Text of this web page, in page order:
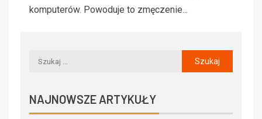
komputerów. Powoduje to zmęczenie...
NAJNOWSZE ARTYKUŁY